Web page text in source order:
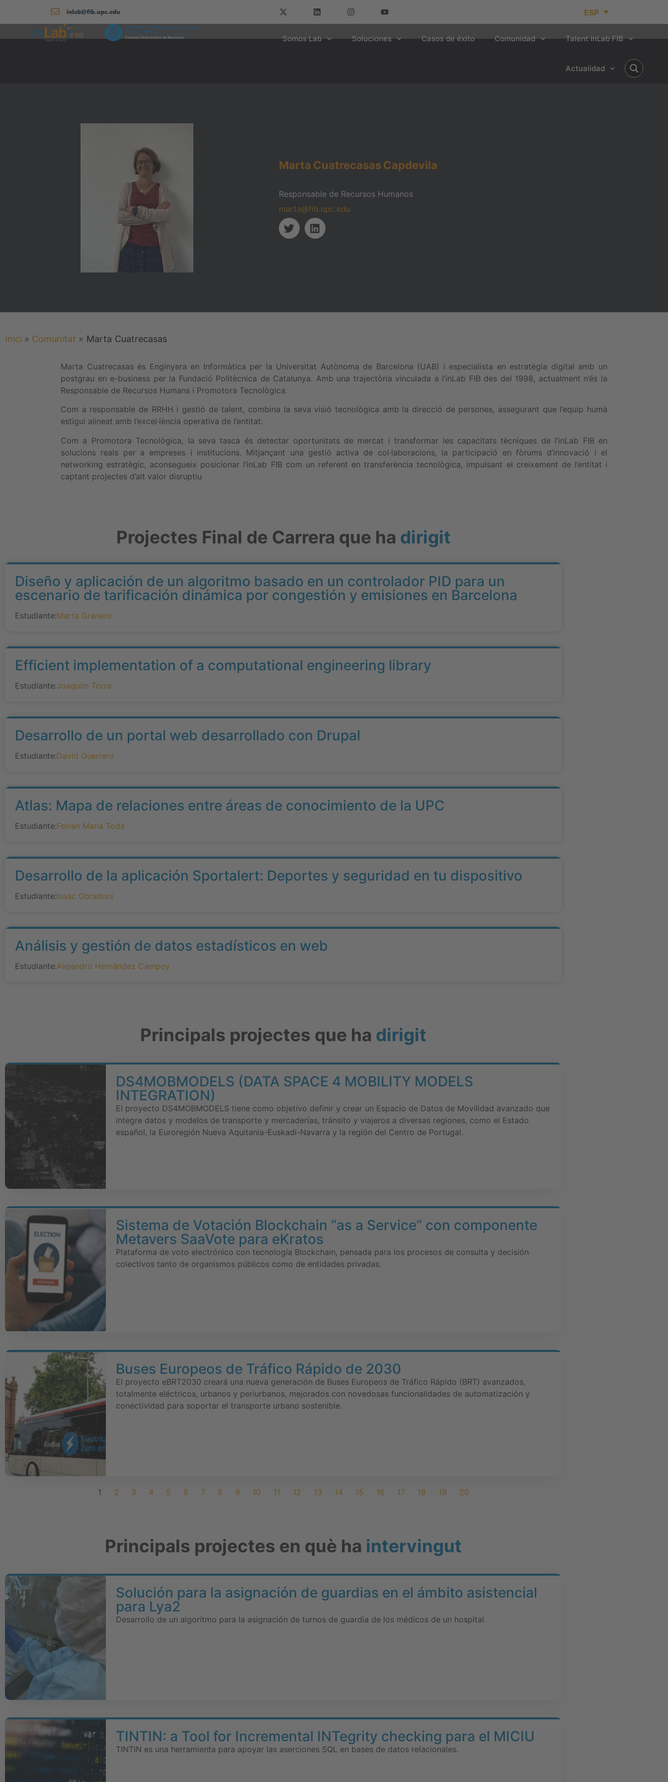
ESP
Somos Lab Soluciones Casos de éxito Comunidad Talent inLab FIB
Actualidad
Marta CuatrecasasCapdevila
Responsable de Recursos Humanos
marta@fib.upc.edu
Inici » Comunitat » Marta Cuatrecasas
Marta Cuatrecasas és Enginyera en Informàtica per la Universitat Autònoma de Barcelona (UAB) i especialista en estratègia digital amb un
postgrau en e-business per la Fundació Politècnica de Catalunya. Amb una trajectòria vinculada a l’inLab FIB des del 1998, actualment n’és la
Responsable de Recursos Humans i Promotora Tecnològica.
Com a responsable de RRHH i gestió de talent, combina la seva visió tecnològica amb la direcció de persones, assegurant que l’equip humà
estigui alineat amb l’excel·lència operativa de l’entitat.
Com a Promotora Tecnològica, la seva tasca és detectar oportunitats de mercat i transformar les capacitats tècniques de l’inLab FIB en
solucions reals per a empreses i institucions. Mitjançant una gestió activa de col·laboracions, la participació en fòrums d’innovació i el
networking estratègic, aconsegueix posicionar l’inLab FIB com un referent en transferència tecnològica, impulsant el creixement de l’entitat i
captant projectes d’alt valor disruptiu
Projectes Final de Carrera que ha dirigit
Diseño y aplicación de un algoritmo basado en un controlador PID para un
escenario de tarificación dinámica por congestión y emisiones en Barcelona
Estudiante:Marta Granero
Efficient implementation of a computational engineering library
Estudiante:Joaquim Torra
Desarrollo de un portal web desarrollado con Drupal
Estudiante:David Guerrero
Atlas: Mapa de relaciones entre áreas de conocimiento de la UPC
Estudiante:Ferran Maria Toda
Desarrollo de la aplicación Sportalert: Deportes y seguridad en tu dispositivo
Estudiante:Isaac Obradors
Análisis y gestión de datos estadísticos en web
Estudiante:Alejandro Hernández Campoy
Principals projectes que ha dirigit
DS4MOBMODELS (DATA SPACE 4 MOBILITY MODELS
INTEGRATION)
El proyecto DS4MOBMODELS tiene como objetivo definir y crear un Espacio de Datos de Movilidad avanzado que
integre datos y modelos de transporte y mercaderías, tránsito y viajeros a diversas regiones, como el Estado
español, la Euroregión Nueva Aquitania-Euskadi-Navarra y la región del Centro de Portugal.
Sistema de Votación Blockchain “as a Service” con componente
Metavers SaaVote para eKratos
Plataforma de voto electrónico con tecnología Blockchain, pensada para los procesos de consulta y decisión
colectivos tanto de organismos públicos como de entidades privadas.
Buses Europeos de Tráfico Rápido de 2030
El proyecto eBRT2030 creará una nueva generación de Buses Europeos de Tráfico Rápido (BRT) avanzados,
totalmente eléctricos, urbanos y periurbanos, mejorados con novedosas funcionalidades de automatización y
conectividad para soportar el transporte urbano sostenible.
1 2 3 4 5 6 7 8 9 10 11 12 13 14 15 16 17 18 19 20
Principals projectes en què ha intervingut
Solución para la asignación de guardias en el ámbito asistencial
para Lya2
Desarrollo de un algoritmo para la asignación de turnos de guardia de los médicos de un hospital.
TINTIN: a Tool for Incremental INTegrity checking para el MICIU
TINTIN es una herramienta para apoyar las aserciones SQL en bases de datos relacionales.